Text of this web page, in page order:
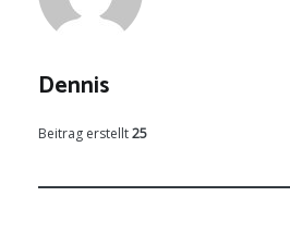
Dennis
Beitrag erstellt25